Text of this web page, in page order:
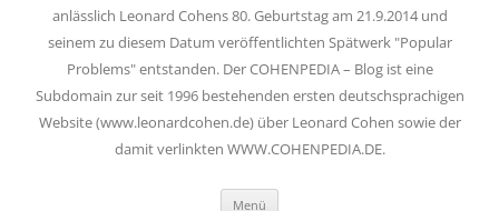
anlässlich Leonard Cohens 80. Geburtstag am 21.9.2014 und
seinem zu diesem Datum veröffentlichten Spätwerk "Popular
Problems" entstanden. Der COHENPEDIA – Blog ist eine
Subdomain zur seit 1996 bestehenden ersten deutschsprachigen
Website (www.leonardcohen.de) über Leonard Cohen sowie der
damit verlinkten WWW.COHENPEDIA.DE.
Menü